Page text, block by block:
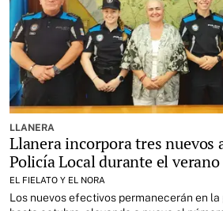
LLANERA
Llanera incorpora tres nuevos
Policía Local durante el verano
EL FIELATO Y EL NORA
Los nuevos efectivos permanecerán en